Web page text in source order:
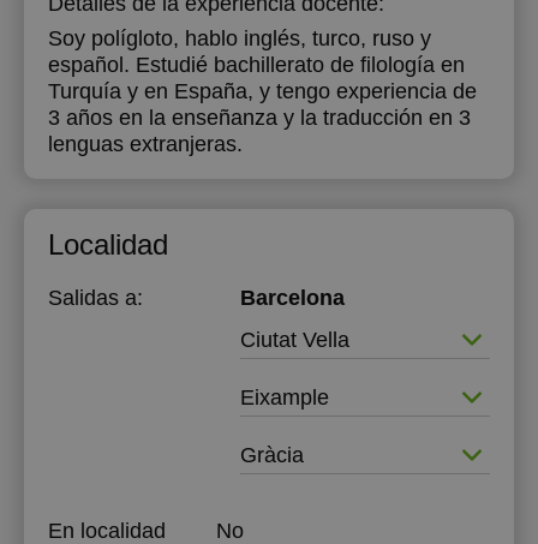
Soy polígloto, hablo inglés, turco, ruso y
español. Estudié bachillerato de filología en
Turquía y en España, y tengo experiencia de
3 años en la enseñanza y la traducción en 3
lenguas extranjeras.
Localidad
Salidas a:
Barcelona
Ciutat Vella
Eixample
Gràcia
En localidad
No